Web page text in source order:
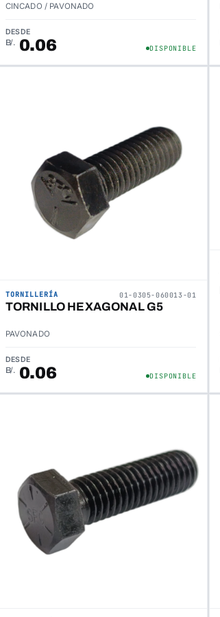
CINCADO / PAVONADO
DESDE
B/. 0.06 DISPONIBLE
TORNILLERÍA 01-0305-060013-01
TORNILLO HEXAGONAL G5
PAVONADO
DESDE
B/. 0.06 DISPONIBLE